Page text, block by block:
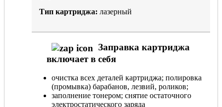
Тип картриджа: лазерный
Заправка картриджа
включает в себя
очистка всех деталей картриджа; полировка
(промывка) барабанов, лезвий, роликов;
заполнение тонером; снятие остаточного
электростатического заряда